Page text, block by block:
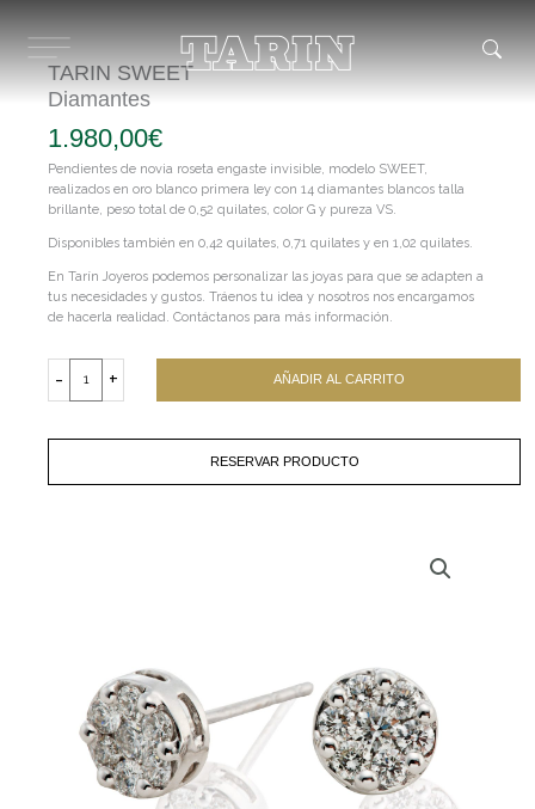
contenido
TARIN SWEET
Diamantes
1.980,00€
Pendientes de novia roseta engaste invisible, modelo SWEET,
realizados en oro blanco primera ley con 14 diamantes blancos talla
brillante, peso total de 0,52 quilates, color G y pureza VS.
Disponibles también en 0,42 quilates, 0,71 quilates y en 1,02 quilates.
En Tarín Joyeros podemos personalizar las joyas para que se adapten a
tus necesidades y gustos. Tráenos tu idea y nosotros nos encargamos
de hacerla realidad. Contáctanos para más información.
-
SWEET
+ AÑADIR AL CARRITO
RESERVAR PRODUCTO